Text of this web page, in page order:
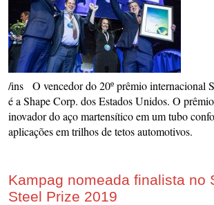
/ins O vencedor do 20º prêmio internacional
é a Shape Corp. dos Estados Unidos. O
inovador do aço martensítico em um tubo
aplicações em trilhos de tetos automotivos.
Kampag nomeada finalista no
Steel Prize 2019